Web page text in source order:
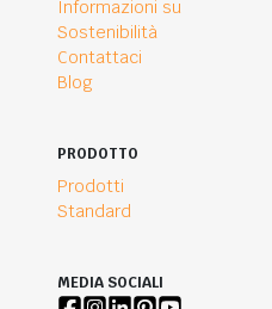
Informazioni su
Sostenibilità
Contattaci
Blog
PRODOTTO
Prodotti
Standard
MEDIA SOCIALI